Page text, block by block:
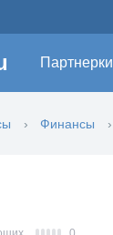
Партнерки
Финансы